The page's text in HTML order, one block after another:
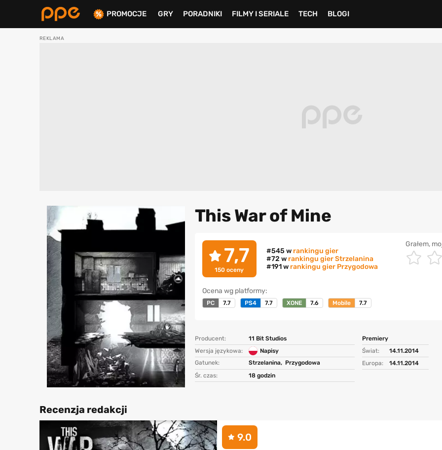
PROMOCJE GRY PORADNIKI FILMY I SERIALE TECH BLOGI
This War of Mine
7,7
150 oceny
#545 w rankingu gier
#72 w rankingu gier Strzelanina
#191 w rankingu gier Przygodowa
Ocena wg platformy:
PC 7.7 PS4 7.7 XONE 7.6 Mobile 7.7
Grałem,
Producent:
11 Bit Studios
Wersja językowa:
Napisy
Gatunek:
Strzelanina, Przygodowa
Śr. czas:
18 godzin
Premiery
Świat:
14.11.2014
Europa:
14.11.2014
Recenzja redakcji
9.0